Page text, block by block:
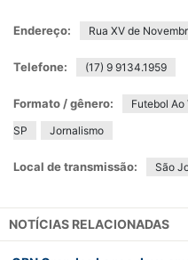
Endereço: Rua XV de
Telefone: (17) 9 9134.1959
Formato / gênero: Futebol Ao
SP
Jornalismo
Local de transmissão: São
NOTÍCIAS RELACIONADAS